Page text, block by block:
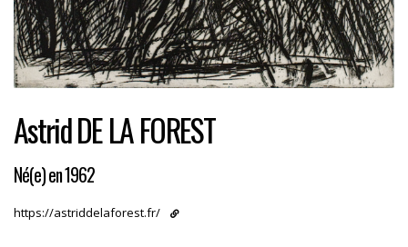
Astrid DE LA FOREST
Né(e) en 1962
https://astriddelaforest.fr/